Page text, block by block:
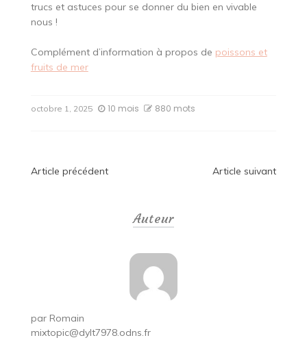
trucs et astuces pour se donner du bien en vivable
nous !
Complément d’information à propos de poissons et
fruits de mer
octobre 1, 2025 10 mois 880 mots
Navigation
Article précédent Article suivant
Auteur
par Romain
mixtopic@dylt7978.odns.fr